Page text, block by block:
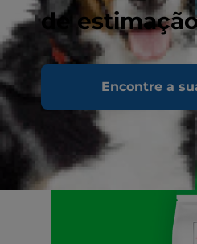
de
Encontre a